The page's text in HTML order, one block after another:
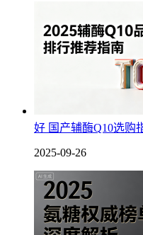
好 国产辅酶Q10选购
2025-09-26